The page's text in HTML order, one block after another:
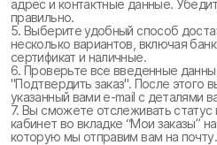
адрес и контактные данные.
правильно.
5. Выберите удобный способ
несколько вариантов, включая
сертификат и наличные.
6. Проверьте все введенные
"Подтвердить заказ". После этого
указанный вами e-mail с деталями
7. Вы сможете отслеживать статус
кабинет во вкладке “Мои заказы”
которую мы отправим вам на почту.